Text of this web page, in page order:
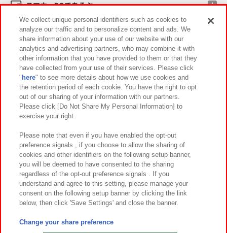
スマホ・PCであそぶ
イベント・キャンペーン
関連会社 サステナビリティ サイトポリシー
プライバシーポリシー ウェブアクセシビリティ方針と検証結果
お取引先さまとともに
カスタマーハラスメント対応方針 よくあるご質問・お問い合わせ
©Bandai Namco Amusement Inc.
©Bandai Namco Amusement Lab Inc.
We collect unique personal identifiers such as cookies to
analyze our traffic and to personalize content and ads. We
share information about your use of our website with our
analytics and advertising partners, who may combine it with
other information that you have provided to them or that they
have collected from your use of their services. Please click
" here" to see more details about how we use cookies and
the retention period of each cookie. You have the right to opt
out of our sharing of your information with our partners.
Please click [Do Not Share My Personal Information] to
exercise your right.
Please note that even if you have enabled the opt-out
preference signals , if you choose to allow the sharing of
cookies and other identifiers on the following setup banner,
you will be deemed to have consented to the sharing
regardless of the opt-out preference signals . If you
understand and agree to this setting, please manage your
consent on the following setup banner by clicking the link
below, then click 'Save Settings' and close the banner.
Change your share preference